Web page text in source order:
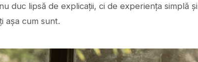
duc lipsă de explicații, ci de experiența simplă și
așa cum sunt.